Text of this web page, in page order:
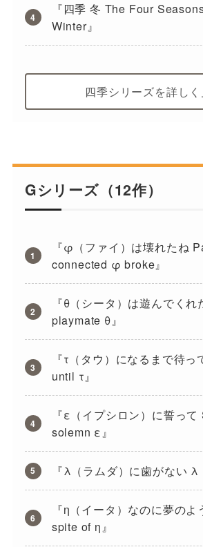
『四季 冬 The Four
Winter』
四季シリーズを詳しく
Gシリーズ（12作）
『φ（ファイ）は壊れたね
connected φ broke』
『θ（シータ）は遊んでく
playmate θ』
『τ（タウ）になるまで待
until τ』
『ε（イプシロン）に誓っ
solemn ε』
『λ（ラムダ）に歯がない λ
『η（イータ）なのに夢の
spite of η』